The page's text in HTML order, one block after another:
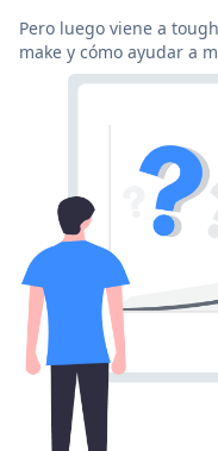
Pero luego viene a
make y cómo ayudar a